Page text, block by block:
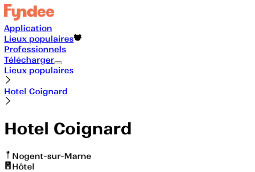
Application
Lieux populaires
Professionnels
Télécharger
Lieux populaires
Hotel Coignard
Hotel Coignard
Nogent-sur-Marne
Hôtel